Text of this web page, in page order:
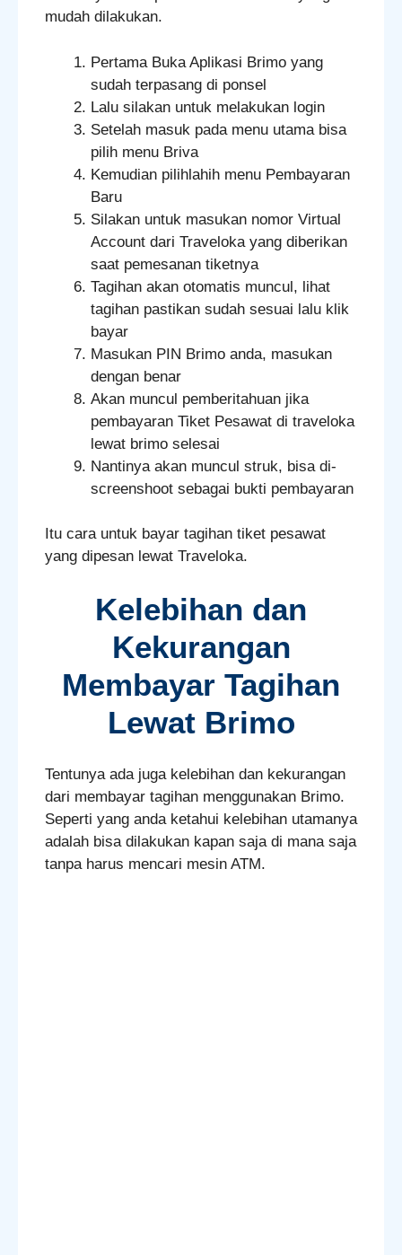
mudah dilakukan.
Pertama Buka Aplikasi Brimo yang
sudah terpasang di ponsel
Lalu silakan untuk melakukan login
Setelah masuk pada menu utama bisa
pilih menu Briva
Kemudian pilihlahih menu Pembayaran
Baru
Silakan untuk masukan nomor Virtual
Account dari Traveloka yang diberikan
saat pemesanan tiketnya
Tagihan akan otomatis muncul, lihat
tagihan pastikan sudah sesuai lalu klik
bayar
Masukan PIN Brimo anda, masukan
dengan benar
Akan muncul pemberitahuan jika
pembayaran Tiket Pesawat di traveloka
lewat brimo selesai
Nantinya akan muncul struk, bisa di-
screenshoot sebagai bukti pembayaran
Itu cara untuk bayar tagihan tiket pesawat
yang dipesan lewat Traveloka.
Kelebihan dan
Kekurangan
Membayar Tagihan
Lewat Brimo
Tentunya ada juga kelebihan dan kekurangan
dari membayar tagihan menggunakan Brimo.
Seperti yang anda ketahui kelebihan utamanya
adalah bisa dilakukan kapan saja di mana saja
tanpa harus mencari mesin ATM.